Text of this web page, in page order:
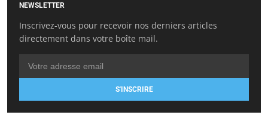
NEWSLETTER
Inscrivez-vous pour recevoir nos derniers articles
directement dans votre boîte mail.
S'INSCRIRE